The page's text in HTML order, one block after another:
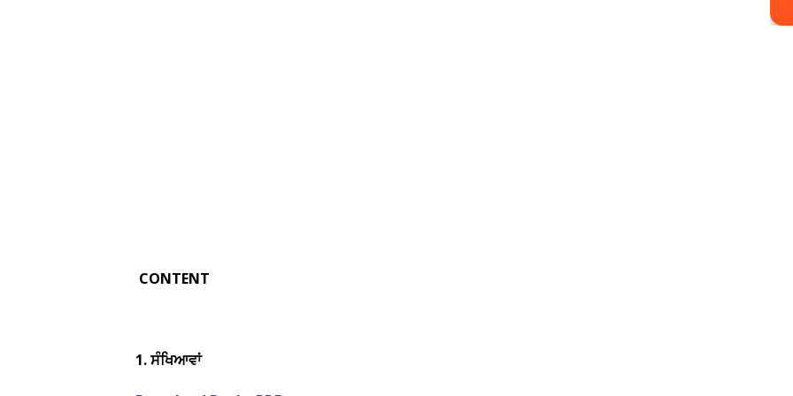
CONTENT
1.ਸੰਖਿਆਵਾਂ